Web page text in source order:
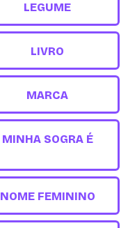
LEGUME
LIVRO
MARCA
MINHA SOGRA É
NOME FEMININO